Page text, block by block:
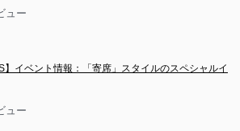
ュー
】イベント情報：「寄席」スタイルのスペシャルイ
ュー